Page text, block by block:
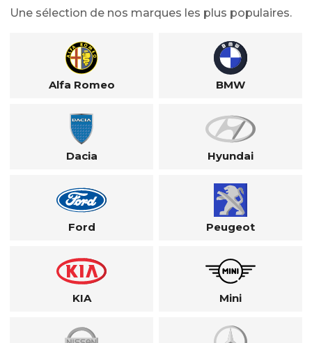
Une sélection de nos marques les plus populaires.
Alfa Romeo BMW
Dacia Hyundai
Ford Peugeot
KIA Mini